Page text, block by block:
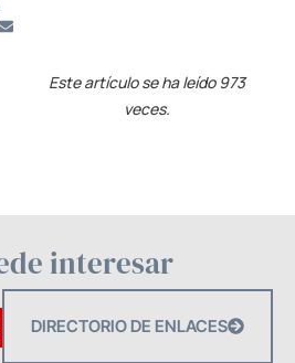
Este artículo se ha leído 973
veces.
interesar
DIRECTORIO DE ENLACES